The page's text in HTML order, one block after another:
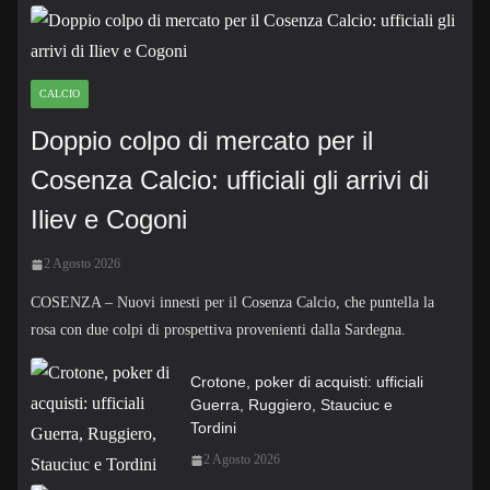
CALCIO
Doppio colpo di mercato per il
Cosenza Calcio: ufficiali gli arrivi di
Iliev e Cogoni
2 Agosto 2026
COSENZA – Nuovi innesti per il Cosenza Calcio, che puntella la
rosa con due colpi di prospettiva provenienti dalla Sardegna.
Crotone, poker di acquisti: ufficiali
Guerra, Ruggiero, Stauciuc e
Tordini
2 Agosto 2026